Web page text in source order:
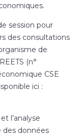
session pour
des consultations
de
(n°
CSE
ici :
l’analyse
des données